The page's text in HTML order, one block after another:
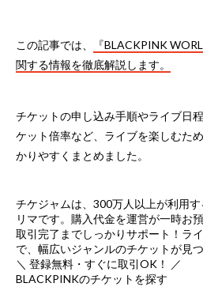
この記事では、
『BLACKPINK
関する情報を徹底解説します。
チケットの申し込み手順やライブ日
ケット倍率など、ライブを楽しむた
かりやすくまとめました。
チケジャムは、 300万人以上が利用
リマです。購入代金を運営が一時お
取引完了までしっかりサポート！ラ
で、幅広いジャンルのチケットが見つ
＼ 登録無料・すぐに取引OK！ ／
BLACKPINKのチケットを探す